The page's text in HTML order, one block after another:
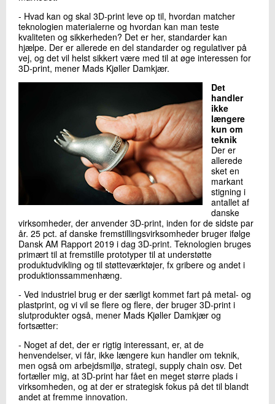
- Hvad kan og skal 3D-print leve op til, hvordan matcher
teknologien materialerne og hvordan kan man teste
kvaliteten og sikkerheden? Det er her, standarder kan
hjælpe. Der er allerede en del standarder og regulativer på
vej, og det vil helst sikkert være med til at øge interessen for
3D-print, mener Mads Kjøller Damkjær.
Det
handler
ikke
længere
kun om
teknik
Der er
allerede
sket en
markant
stigning i
antallet af
danske
virksomheder, der anvender 3D-print, inden for de sidste par
år. 25 pct. af danske fremstillingsvirksomheder bruger ifølge
Dansk AM Rapport 2019 i dag 3D-print. Teknologien bruges
primært til at fremstille prototyper til at understøtte
produktudvikling og til støtteværktøjer, fx gribere og andet i
produktionssammenhæng.
- Ved industriel brug er der særligt kommet fart på metal- og
plastprint, og vi vil se flere og flere, der bruger 3D-print i
slutprodukter også, mener Mads Kjøller Damkjær og
fortsætter:
- Noget af det, der er rigtig interessant, er, at de
henvendelser, vi får, ikke længere kun handler om teknik,
men også om arbejdsmiljø, strategi, supply chain osv. Det
fortæller mig, at 3D-print har fået en meget større plads i
virksomheden, og at der er strategisk fokus på det til blandt
andet at fremme innovation.